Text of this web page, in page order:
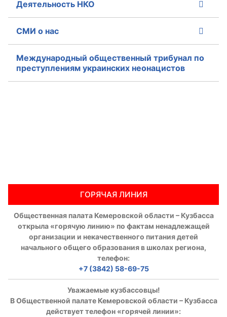
Деятельность НКО
СМИ о нас
Международный общественный трибунал по
преступлениям украинских неонацистов
ГОРЯЧАЯ ЛИНИЯ
Общественная палата Кемеровской области – Кузбасса
открыла «горячую линию» по фактам ненадлежащей
организации и некачественного питания детей
начального общего образования в школах региона,
телефон:
+7 (3842) 58-69-75
Уважаемые кузбассовцы!
В Общественной палате Кемеровской области – Кузбасса
действует телефон «горячей линии»: